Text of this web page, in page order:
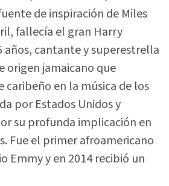
de inspiración de Miles
fallecía el gran Harry
años, cantante y superestrella
origen jamaicano que
en la música de los
por Estados Unidos y
su profunda implicación en
Fue el primer afroamericano
Emmy y en 2014 recibió un